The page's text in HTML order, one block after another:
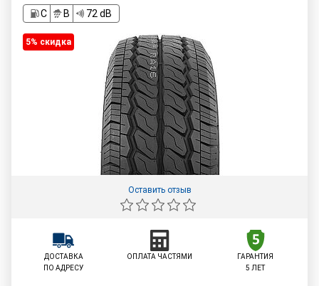
C
B 72 dB
5% cкидка
Оставить отзыв
ДОСТАВКА
ПО АДРЕСУ
ОПЛАТА ЧАСТЯМИ
ГАРАНТИЯ
5 ЛЕТ